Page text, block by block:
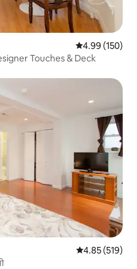
5 पैकी 4.99
4.99 (150)
Touches & Deck
5 पैकी 4.85
4.85 (519)